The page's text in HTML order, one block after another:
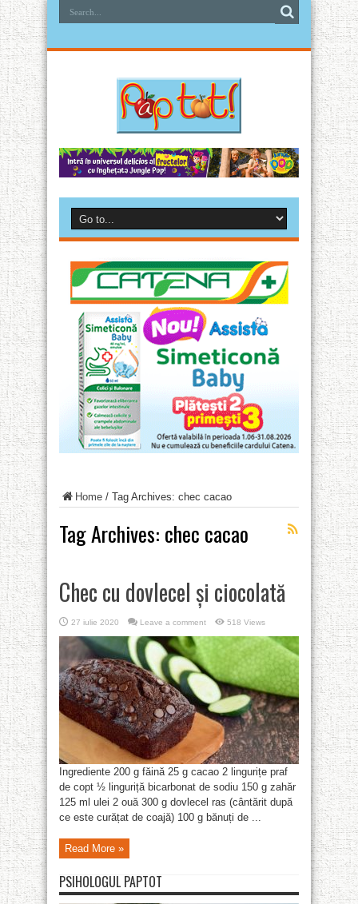
Home / Tag Archives: chec cacao
Tag Archives: chec cacao
Chec cu dovlecel și ciocolată
27 iulie 2020 Leave a comment 518 Views
Ingrediente 200 g făină 25 g cacao 2 lingurițe praf
de copt ½ linguriță bicarbonat de sodiu 150 g zahăr
125 ml ulei 2 ouă 300 g dovlecel ras (cântărit după
ce este curățat de coajă) 100 g bănuți de ...
Read More »
PSIHOLOGUL PAPTOT